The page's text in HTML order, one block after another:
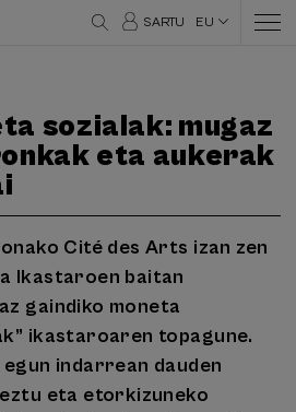
SARTU EU
sozialak: mugaz
eta aukerak
Cité des Arts izan zen
Ikastaroen baitan
gaindiko moneta
ikastaroaren topagune.
indarrean dauden
eta etorkizuneko